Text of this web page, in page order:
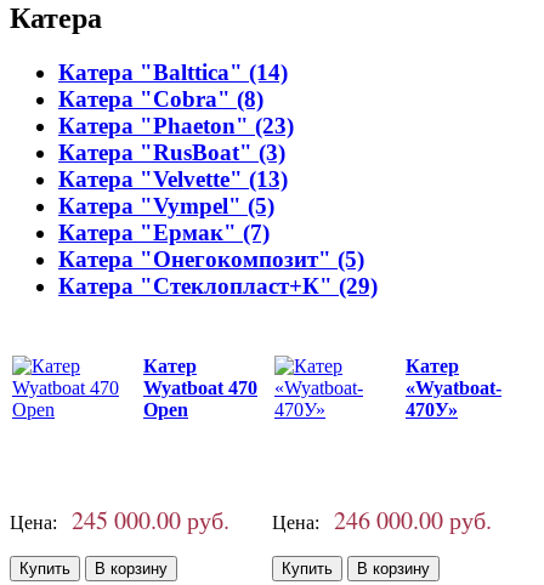
Катера
Катера "Balttica" (14)
Катера "Cobra" (8)
Катера "Phaeton" (23)
Катера "RusBoat" (3)
Катера "Velvette" (13)
Катера "Vympel" (5)
Катера "Ермак" (7)
Катера "Онегокомпозит" (5)
Катера "Стеклопласт+К" (29)
Катер
Wyatboat 470
Open
Цена: 245 000.00 руб.
Катер
«Wyatboat-
470У»
Цена: 246 000.00 руб.